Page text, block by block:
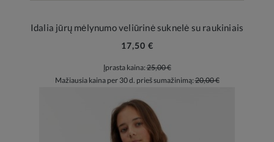
Idalia jūrų mėlynumo veliūrinė suknelė su raukiniais
17,50 €
Įprasta kaina:25,00 €
Mažiausia kaina per 30 d. prieš sumažinimą:20,00 €